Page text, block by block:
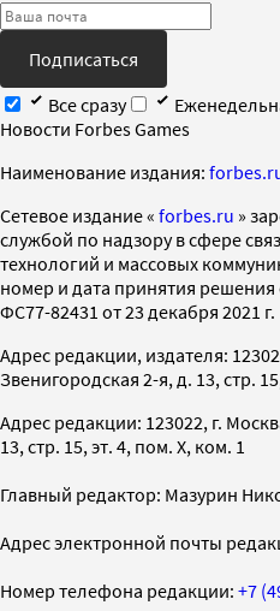
Подписаться
Все сразу
Новости Forbes Games
Наименование издания:
Cетевое издание « forbes.ru »
службой по надзору в сфере
технологий и массовых
номер и дата принятия
ФС77-82431 от 23 декабря 2021 г.
Адрес редакции, издателя:
Звенигородская 2-я, д. 13, стр.
Адрес редакции: 123022, г.
13, стр. 15, эт. 4, пом. X, ком. 1
Главный редактор: Мазурин
Адрес электронной почты
Номер телефона редакции: +7